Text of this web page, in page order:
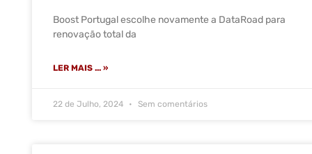
Boost Portugal escolhe novamente a DataRoad para
renovação total da
LER MAIS ... »
22 de Julho, 2024 Sem comentários